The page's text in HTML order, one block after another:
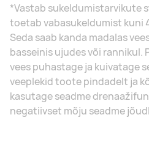
*Vastab sukeldumistarvikute
toetab vabasukeldumist kuni
Seda saab kanda madalas
basseinis ujudes või rannikul.
vees puhastage ja kuivatage
veeplekid toote pindadelt ja
kasutage seadme
negatiivset mõju seadme